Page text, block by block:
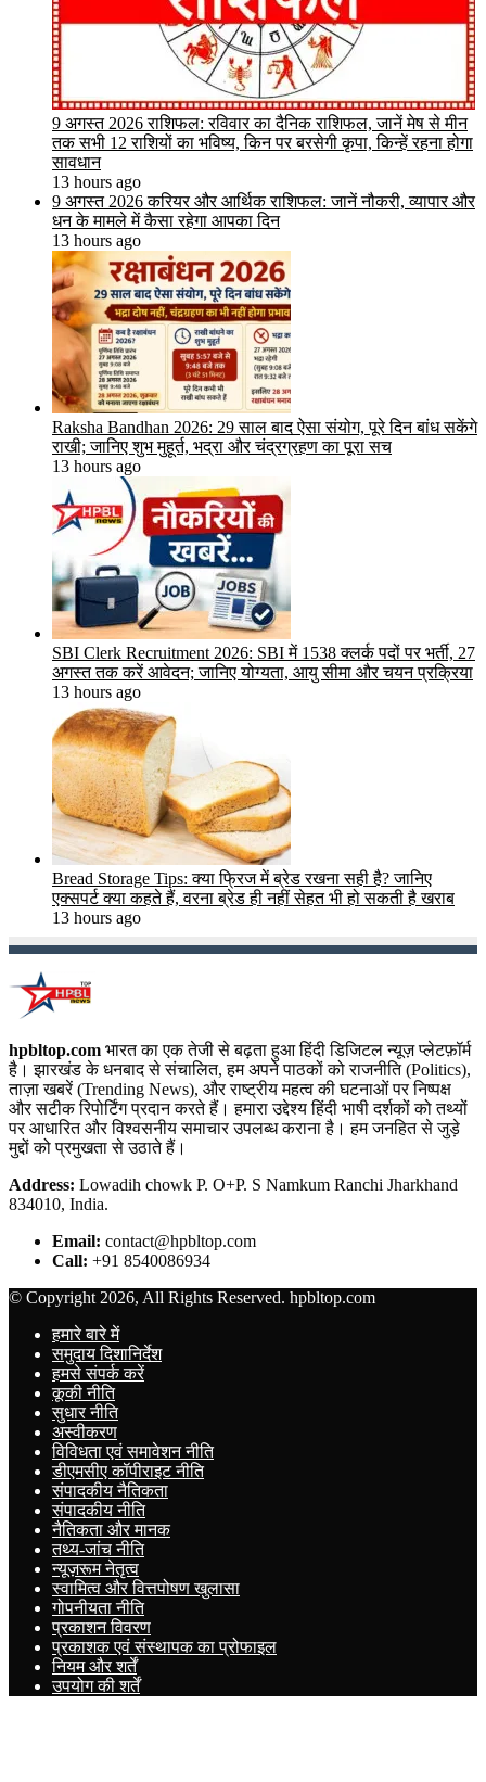
9 अगस्त 2026 राशिफल: रविवार का दैनिक राशिफल, जानें मेष से मीन
तक सभी 12 राशियों का भविष्य, किन पर बरसेगी कृपा, किन्हें रहना होगा
सावधान
13 hours ago
9 अगस्त 2026 करियर और आर्थिक राशिफल: जानें नौकरी, व्यापार और
धन के मामले में कैसा रहेगा आपका दिन
13 hours ago
Raksha Bandhan 2026: 29 साल बाद ऐसा संयोग, पूरे दिन बांध सकेंगे
राखी; जानिए शुभ मुहूर्त, भद्रा और चंद्रग्रहण का पूरा सच
13 hours ago
SBI Clerk Recruitment 2026: SBI में 1538 क्लर्क पदों पर भर्ती, 27
अगस्त तक करें आवेदन; जानिए योग्यता, आयु सीमा और चयन प्रक्रिया
13 hours ago
Bread Storage Tips: क्या फ्रिज में ब्रेड रखना सही है? जानिए
एक्सपर्ट क्या कहते हैं, वरना ब्रेड ही नहीं सेहत भी हो सकती है खराब
13 hours ago
hpbltop.com भारत का एक तेजी से बढ़ता हुआ हिंदी डिजिटल न्यूज़ प्लेटफ़ॉर्म
है। झारखंड के धनबाद से संचालित, हम अपने पाठकों को राजनीति (Politics),
ताज़ा खबरें (Trending News), और राष्ट्रीय महत्व की घटनाओं पर निष्पक्ष
और सटीक रिपोर्टिंग प्रदान करते हैं। हमारा उद्देश्य हिंदी भाषी दर्शकों को तथ्यों
पर आधारित और विश्वसनीय समाचार उपलब्ध कराना है। हम जनहित से जुड़े
मुद्दों को प्रमुखता से उठाते हैं।
Address: Lowadih chowk P. O+P. S Namkum Ranchi Jharkhand
834010, India.
Email: contact@hpbltop.com
Call: +91 8540086934
© Copyright 2026, All Rights Reserved. hpbltop.com
हमारे बारे में
समुदाय दिशानिर्देश
हमसे संपर्क करें
कूकी नीति
सुधार नीति
अस्वीकरण
विविधता एवं समावेशन नीति
डीएमसीए कॉपीराइट नीति
संपादकीय नैतिकता
संपादकीय नीति
नैतिकता और मानक
तथ्य-जांच नीति
न्यूज़रूम नेतृत्व
स्वामित्व और वित्तपोषण खुलासा
गोपनीयता नीति
प्रकाशन विवरण
प्रकाशक एवं संस्थापक का प्रोफाइल
नियम और शर्तें
उपयोग की शर्तें